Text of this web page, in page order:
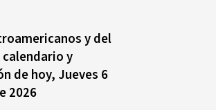
y del
calendario y
de hoy, Jueves 6
2026